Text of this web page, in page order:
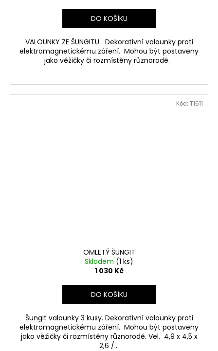
DO KOŠÍKU
VALOUNKY ZE ŠUNGITU Dekorativní valounky proti
elektromagnetickému záření. Mohou být postaveny
jako věžičky či rozmístěny různorodě.
OMLETÝ ŠUNGIT
Skladem (1 ks)
1 030 Kč
DO KOŠÍKU
Šungit valounky 3 kusy. Dekorativní valounky proti
elektromagnetickému záření. Mohou být postaveny
jako věžičky či rozmístěny různorodě. Vel. 4,9 x 4,5 x
2,6 /...
Kód: T1611